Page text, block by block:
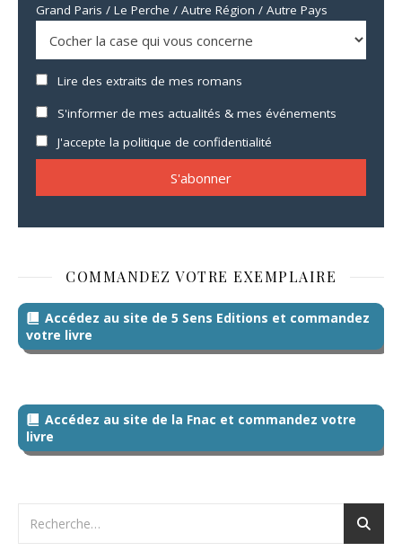
Grand Paris / Le Perche / Autre Région / Autre Pays
Lire des extraits de mes romans
S'informer de mes actualités & mes événements
J'accepte la politique de confidentialité
COMMANDEZ VOTRE EXEMPLAIRE
Accédez au site de 5 Sens Editions et commandez
votre livre
Accédez au site de la Fnac et commandez votre
livre